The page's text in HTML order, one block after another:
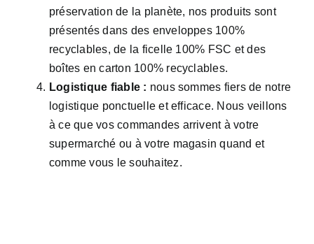
préservation de la planète, nos produits sont
présentés dans des enveloppes 100%
recyclables, de la ficelle 100% FSC et des
boîtes en carton 100% recyclables.
Logistique fiable : nous sommes fiers de notre
logistique ponctuelle et efficace. Nous veillons
à ce que vos commandes arrivent à votre
supermarché ou à votre magasin quand et
comme vous le souhaitez.